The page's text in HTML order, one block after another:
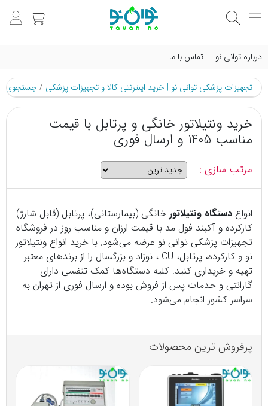
درباره توانی نو تماس با ما
تجهیزات پزشکی توانی نو | خرید اینترنتی کالا و تجهیزات پزشکی / جستجوی
خرید ونتیلاتور خانگی و پرتابل با قیمت
مناسب 1405 و ارسال فوری
مرتب سازی :
انواع دستگاه ونتیلاتور خانگی (بیمارستانی)، پرتابل (قابل شارژ)
کارکرده و آکبند فول مد با قیمت ارزان و مناسب روز در فروشگاه
تجهیزات پزشکی توانی نو عرضه می‌شود. با خرید انواع ونتیلاتور
نو و کارکرده، پرتابل، ICU، نوزاد و بزرگسال را از برندهای معتبر
تهیه و خریداری کنید. کلیه دستگاه‌ها کمک تنفسی دارای
گارانتی و خدمات پس از فروش بوده و ارسال فوری از تهران به
سراسر کشور انجام می‌شود.
پرفروش ترین محصولات